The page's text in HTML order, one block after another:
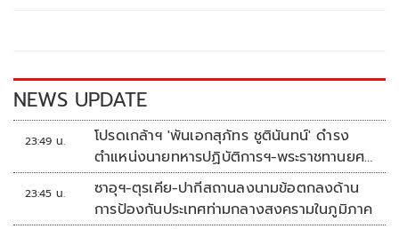
k k
NEWS UPDATE
23:49 น.
โปรดเกล้าฯ 'พันเอกสุภัทร ชูตินันทน์' ดำรง
ตำแหน่งนายทหารปฏิบัติการฯ-พระราชทานยศ
'พลตรี'
23:45 น.
ซาอุฯ-ตุรเคีย-ปากีสถานลงนามข้อตกลงด้าน
การป้องกันประเทศท่ามกลางสงครามในภูมิภาค